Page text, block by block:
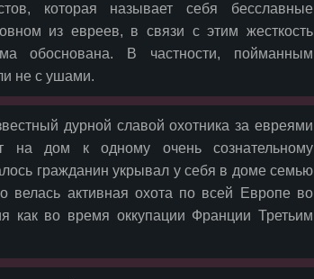
которая называет себя бесславные
из евреев, в связи с этим жесткость
обоснована. В частности, пойманным
не с ушами.
дурной славой охотника за евреями
на дом к одному очень сознательному
гражданин укрывал у себя в доме семью
велась активная охота по всей Европе во
как во время оккупации Франции Третьим